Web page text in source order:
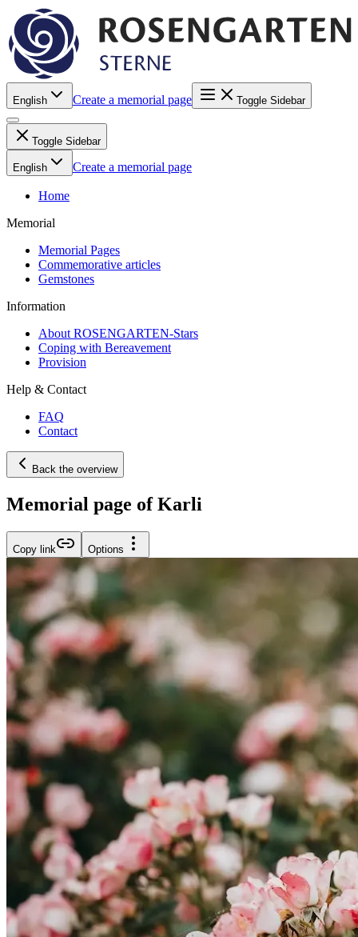
English Create a memorial page Toggle Sidebar
Toggle Sidebar
English Create a memorial page
Home
Memorial
Memorial Pages
Commemorative articles
Gemstones
Information
About ROSENGARTEN-Stars
Coping with Bereavement
Provision
Help & Contact
FAQ
Contact
Back the overview
Memorial page of Karli
Copy link Options